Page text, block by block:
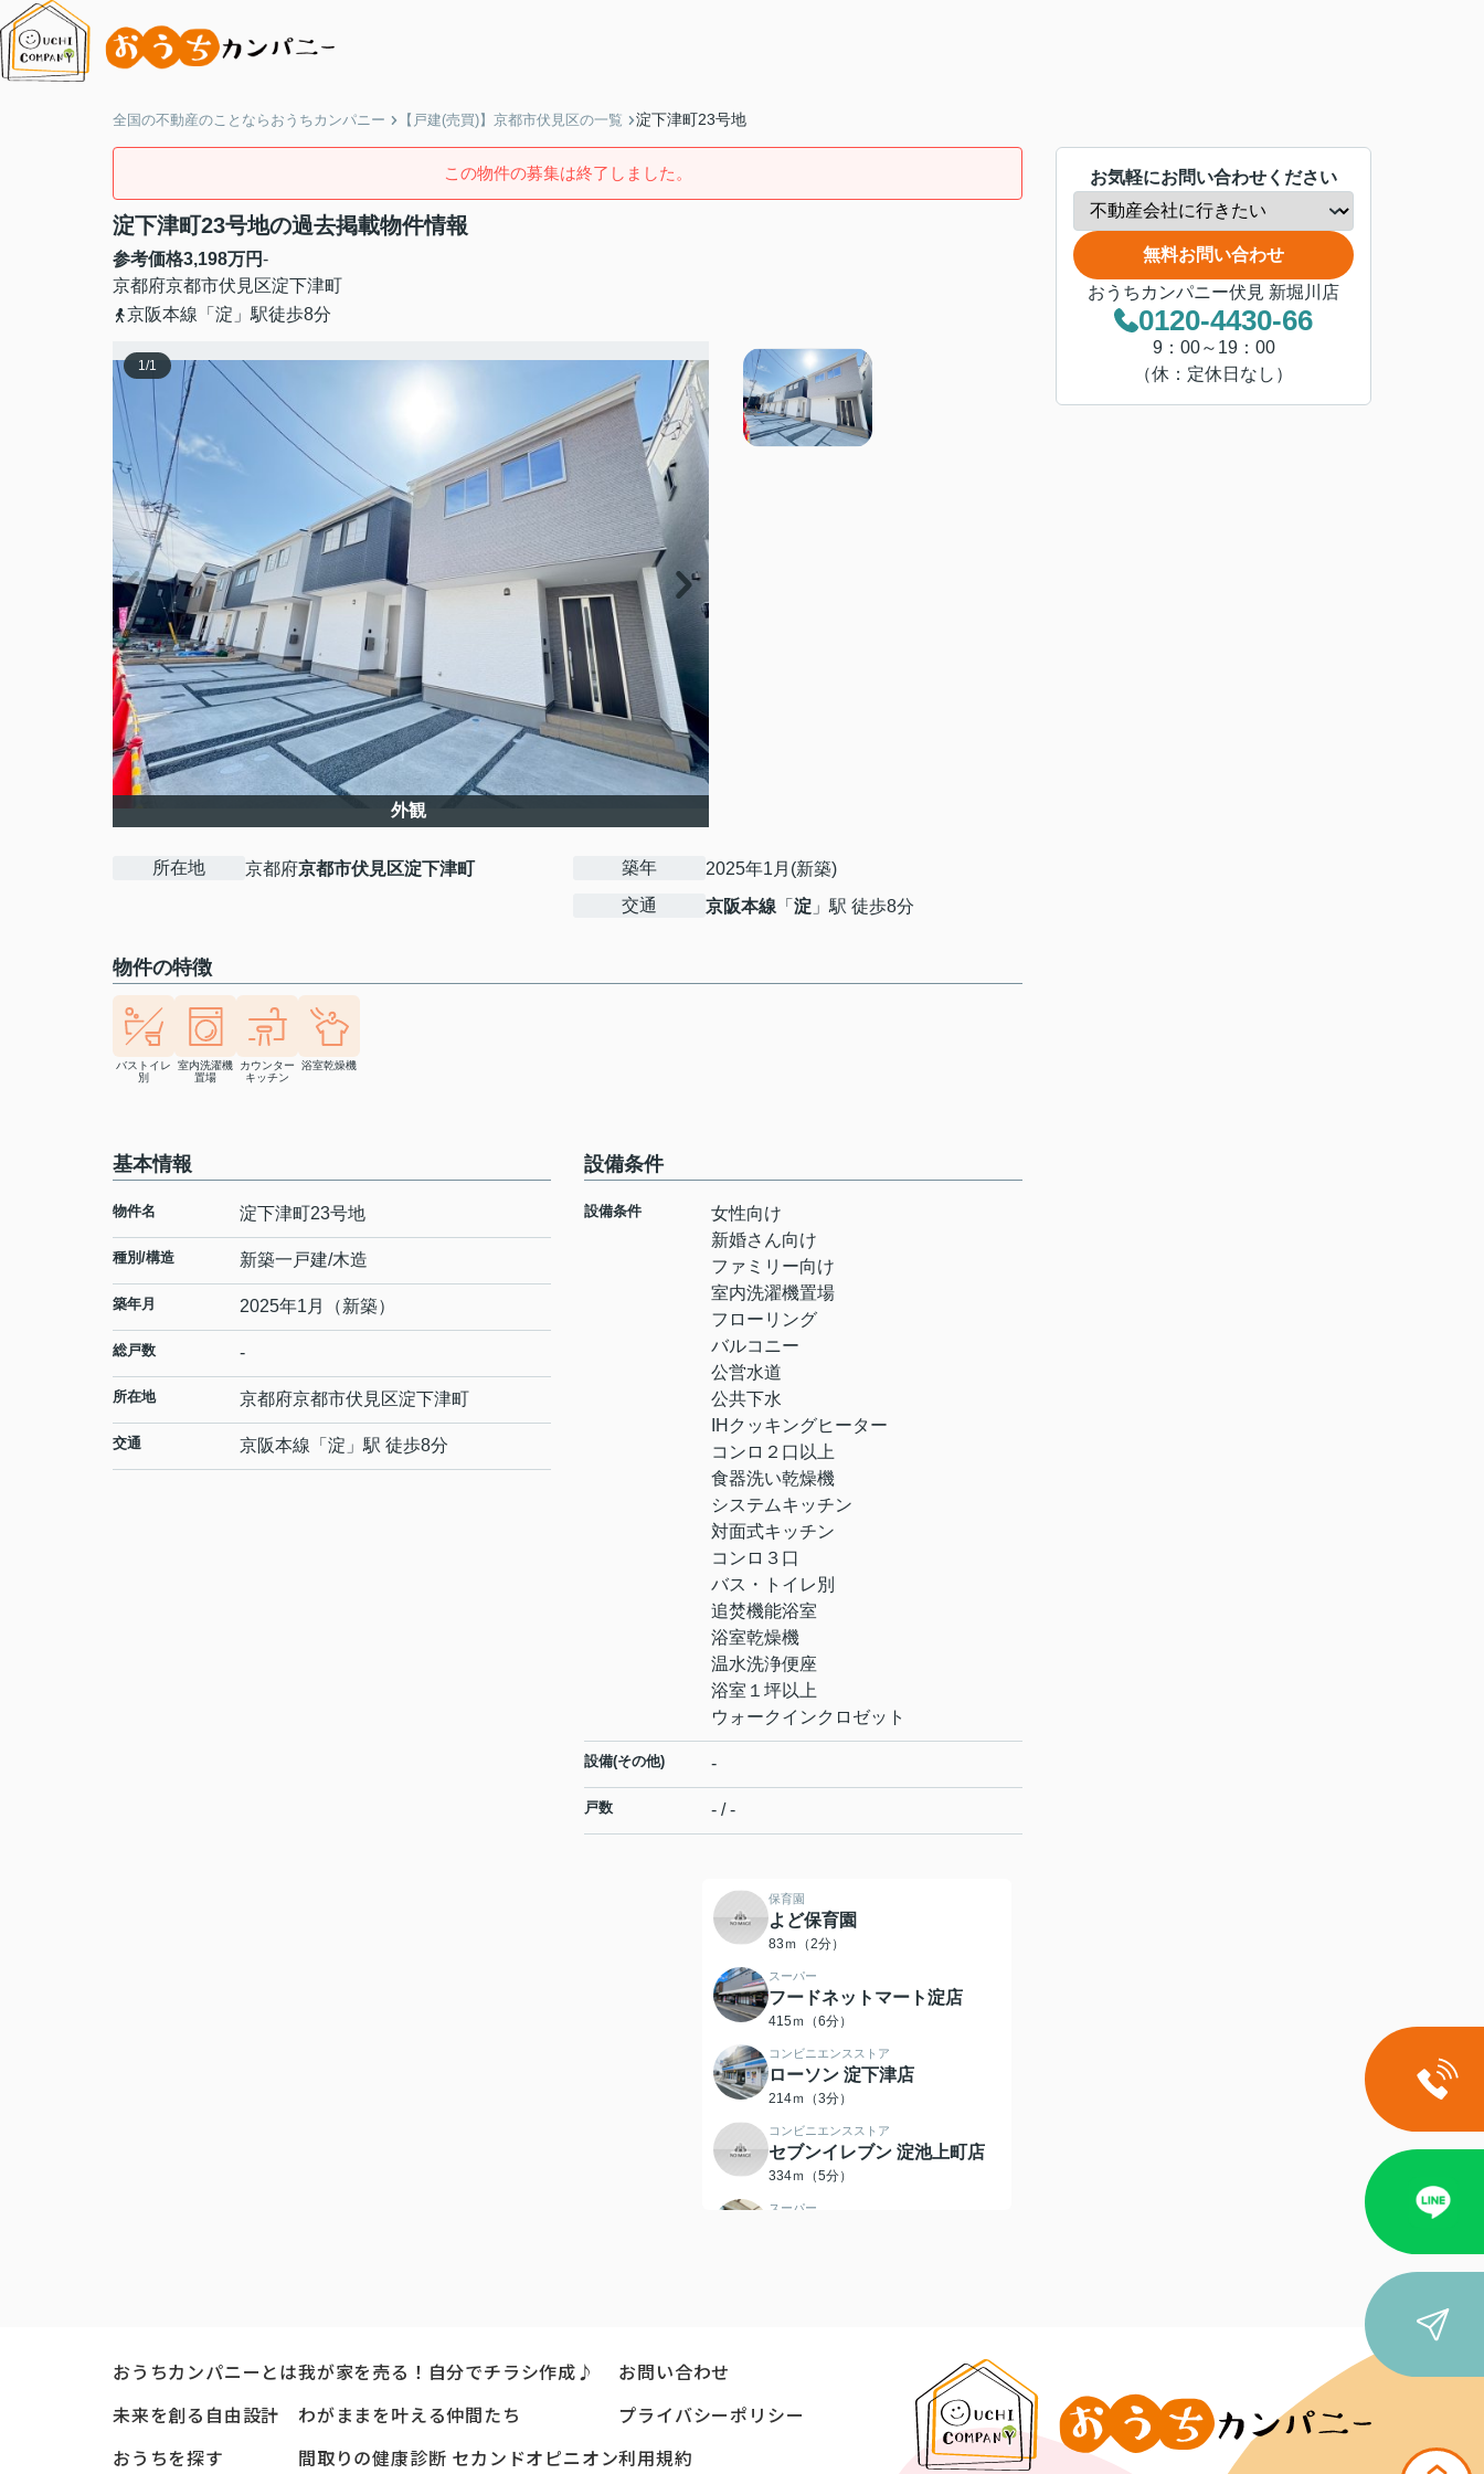
全国の不動産のことならおうちカンパニー 【戸建(売買)】京都市伏見区の一覧 淀下津町23号地
この物件の募集は終了しました。
淀下津町23号地の過去掲載物件情報
参考価格3,198万円-
京都府京都市伏見区淀下津町
京阪本線「淀」駅徒歩8分
1/1
外観
所在地 京都府京都市伏見区淀下津町 築年
2025年1月(新築)
交通
京阪本線 「 淀 」駅 徒歩8分
物件の特徴
バストイレ
別
室内洗濯機
置場
カウンター
キッチン
浴室乾燥機
基本情報
物件名 淀下津町23号地
種別/構造 新築一戸建/木造
築年月 2025年1月（新築）
総戸数 -
所在地 京都府京都市伏見区淀下津町
交通 京阪本線 「 淀 」駅 徒歩8分
設備条件
設備条件
女性向け
新婚さん向け
ファミリー向け
室内洗濯機置場
フローリング
バルコニー
公営水道
公共下水
IHクッキングヒーター
コンロ２口以上
食器洗い乾燥機
システムキッチン
対面式キッチン
コンロ３口
バス・トイレ別
追焚機能浴室
浴室乾燥機
温水洗浄便座
浴室１坪以上
ウォークインクロゼット
設備(その他) -
戸数 - / -
保育園
よど保育園
83ｍ（2分）
スーパー
フードネットマート淀店
415ｍ（6分）
コンビニエンスストア
ローソン 淀下津店
214ｍ（3分）
コンビニエンスストア
セブンイレブン 淀池上町店
334ｍ（5分）
スーパー
716ｍ（9分）
お気軽にお問い合わせください
無料お問い合わせ
おうちカンパニー伏見 新堀川店
0120-4430-66
9：00～19：00
（休：定休日なし）
おうちカンパニーとは
未来を創る自由設計
おうちを探す
我が家を売る！自分でチラシ作成♪
わがままを叶える仲間たち
間取りの健康診断 セカンドオピニオン
お問い合わせ
プライバシーポリシー
利用規約